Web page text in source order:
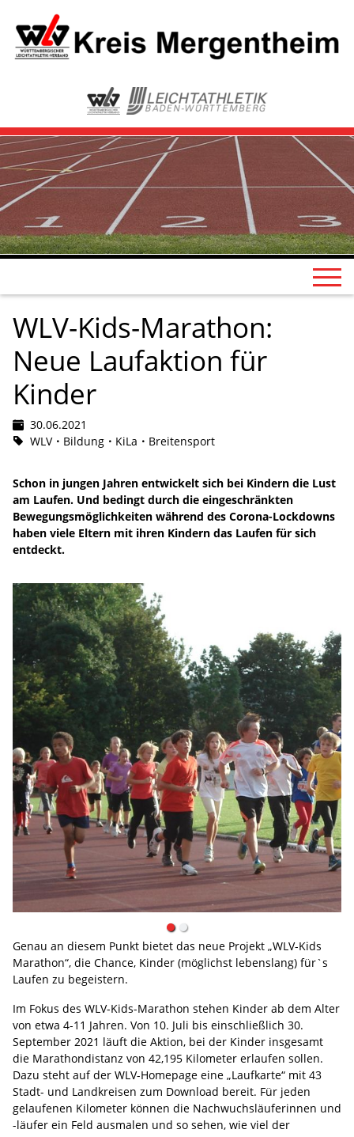
WLV-Kids-Marathon:
Neue Laufaktion für
Kinder
30.06.2021
WLV
Bildung KiLa Breitensport
Schon in jungen Jahren entwickelt sich bei Kindern die Lust
am Laufen. Und bedingt durch die eingeschränkten
Bewegungsmöglichkeiten während des Corona-Lockdowns
haben viele Eltern mit ihren Kindern das Laufen für sich
entdeckt.
Genau an diesem Punkt bietet das neue Projekt „WLV-Kids
Marathon“, die Chance, Kinder (möglichst lebenslang) für`s
Laufen zu begeistern.
Im Fokus des WLV-Kids-Marathon stehen Kinder ab dem Alter
von etwa 4-11 Jahren. Von 10. Juli bis einschließlich 30.
September 2021 läuft die Aktion, bei der Kinder insgesamt
die Marathondistanz von 42,195 Kilometer erlaufen sollen.
Dazu steht auf der WLV-Homepage eine „Laufkarte“ mit 43
Stadt- und Landkreisen zum Download bereit. Für jeden
gelaufenen Kilometer können die Nachwuchsläuferinnen und
-läufer ein Feld ausmalen und so sehen, wie viel der